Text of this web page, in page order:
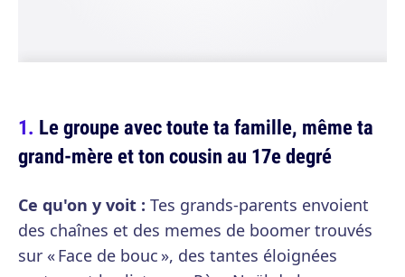
Le groupe avec toute ta famille, même ta
grand-mère et ton cousin au 17e degré
Ce qu'on y voit : Tes grands-parents envoient
des chaînes et des memes de boomer trouvés
sur « Face de bouc », des tantes éloignées